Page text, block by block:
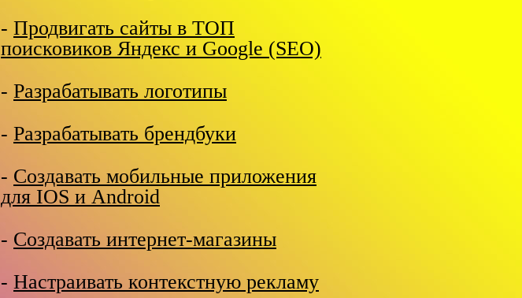
- Продвигать сайты в ТОП
поисковиков Яндекс и Google (SEO)
- Разрабатывать логотипы
- Разрабатывать брендбуки
- Создавать мобильные приложения
для IOS и Android
- Создавать интернет-магазины
- Настраивать контекстную рекламу